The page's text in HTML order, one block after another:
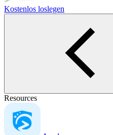
Kostenlos loslegen
Resources